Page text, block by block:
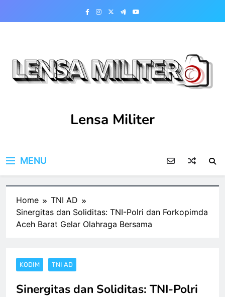
Lensa Militer
MENU
Home
TNI AD
Sinergitas dan Soliditas: TNI-Polri dan Forkopimda
Aceh Barat Gelar Olahraga Bersama
KODIM TNI AD
Sinergitas dan Soliditas: TNI-Polri